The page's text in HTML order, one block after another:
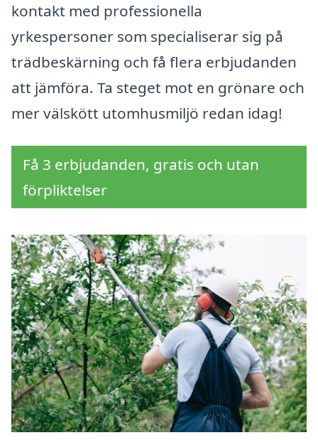
kontakt med professionella
yrkespersoner som specialiserar sig på
trädbeskärning och få flera erbjudanden
att jämföra. Ta steget mot en grönare och
mer välskött utomhusmiljö redan idag!
Få 3 erbjudanden, gratis och utan
förpliktelser